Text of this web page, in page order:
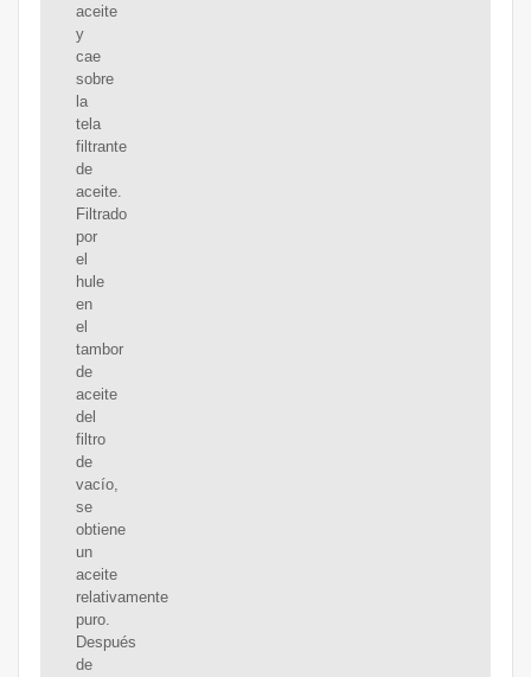
aceite
y
cae
sobre
la
tela
filtrante
de
aceite.
Filtrado
por
el
hule
en
el
tambor
de
aceite
del
filtro
de
vacío,
se
obtiene
un
aceite
relativamente
puro.
Después
de